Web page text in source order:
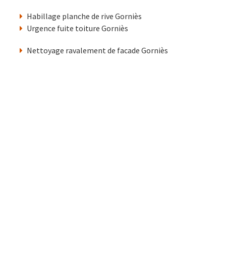
Habillage planche de rive Gorniès
Urgence fuite toiture Gorniès
Nettoyage ravalement de facade Gorniès